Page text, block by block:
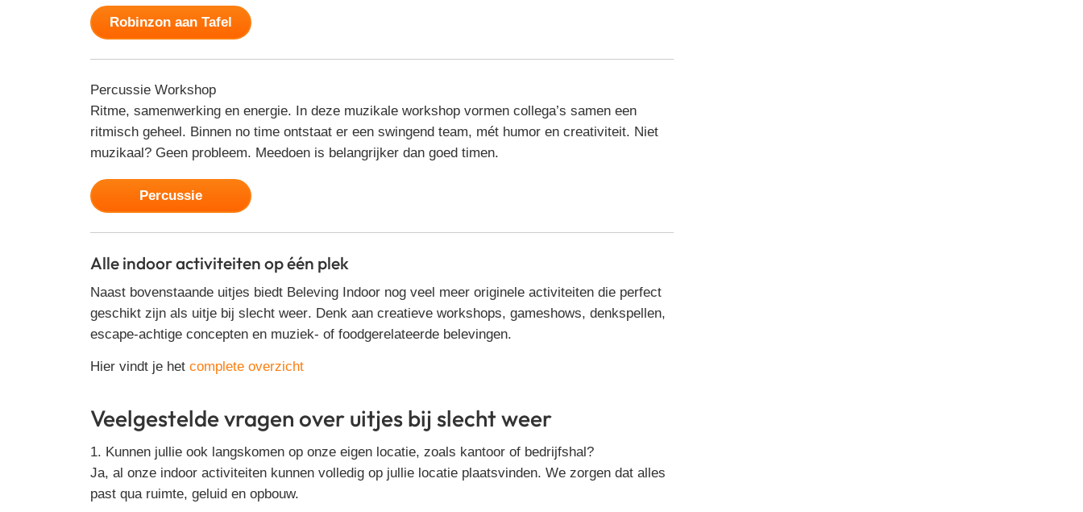
Robinzon aan Tafel
Percussie Workshop
Ritme, samenwerking en energie. In deze muzikale workshop vormen collega’s samen een
ritmisch geheel. Binnen no time ontstaat er een swingend team, mét humor en creativiteit. Niet
muzikaal? Geen probleem. Meedoen is belangrijker dan goed timen.
Percussie
Alle indoor activiteiten op één plek
Naast bovenstaande uitjes biedt Beleving Indoor nog veel meer originele activiteiten die perfect
geschikt zijn als uitje bij slecht weer. Denk aan creatieve workshops, gameshows, denkspellen,
escape-achtige concepten en muziek- of foodgerelateerde belevingen.
Hier vindt je het complete overzicht
Veelgestelde vragen over uitjes bij slecht weer
1. Kunnen jullie ook langskomen op onze eigen locatie, zoals kantoor of bedrijfshal?
Ja, al onze indoor activiteiten kunnen volledig op jullie locatie plaatsvinden. We zorgen dat alles
past qua ruimte, geluid en opbouw.